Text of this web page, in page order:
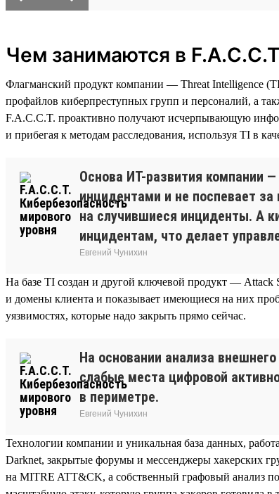
Чем занимаются в
Флагманский продукт компании — Threat Intelligence
профайлов киберпреступных групп и персоналий, а
F.A.C.C.T. проактивно получают исчерпывающую
и прибегая к методам расследования, используя TI в
Основа ИТ-развития компании
инцидентами и не поспевает
на случившиеся инциденты. А
инцидентам, что делает
Евгений Чунихин
На базе TI создан и другой ключевой продукт — Attack
и домены клиента и показывает имеющиеся на них
уязвимостях, которые надо закрыть прямо сейчас.
На основании анализа
слабые места цифровой
в периметре.
Евгений Чунихин
Технологии компании и уникальная база данных,
Darknet, закрытые форумы и мессенджеры хакерских
на MITRE ATT&CK, а собственный графовый анализ